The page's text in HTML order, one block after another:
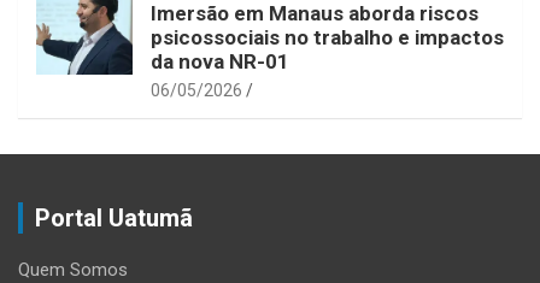
Imersão em Manaus aborda riscos
psicossociais no trabalho e impactos
da nova NR-01
06/05/2026
Portal Uatumã
Quem Somos